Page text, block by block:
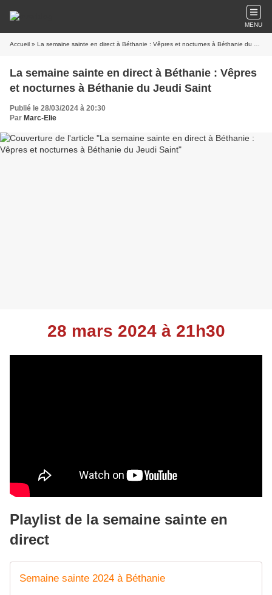
MENU
Accueil » La semaine sainte en direct à Béthanie : Vêpres et nocturnes à Béthanie du Jeudi Saint
La semaine sainte en direct à Béthanie : Vêpres
et nocturnes à Béthanie du Jeudi Saint
Publié le 28/03/2024 à 20:30
Par Marc-Elie
28 mars 2024 à 21h30
Playlist de la semaine sainte en
direct
Semaine sainte 2024 à Béthanie